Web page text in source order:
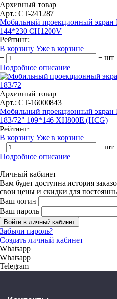
Архивный товар
Арт.: CT-241287
Мобильный проекционный экран
144*230 CH1200V
Рейтинг:
В корзину Уже в корзине
−
+ шт
Подробное описание
Архивный товар
Арт.: CT-16000843
Мобильный проекционный экран
183/72" 109*146 XH800E (HCG)
Рейтинг:
В корзину Уже в корзине
−
+ шт
Подробное описание
Личный кабинет
Вам будет доступна история
свои цены и скидки для
Ваш логин
Ваш пароль
Войти в личный кабинет
Забыли пароль?
Создать личный кабинет
Whatsapp
Whatsapp
Telegram